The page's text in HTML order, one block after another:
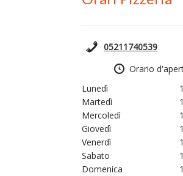
05211740539
Orario
Lunedì
Martedì
Mercoledì
Giovedì
Venerdì
Sabato
Domenica